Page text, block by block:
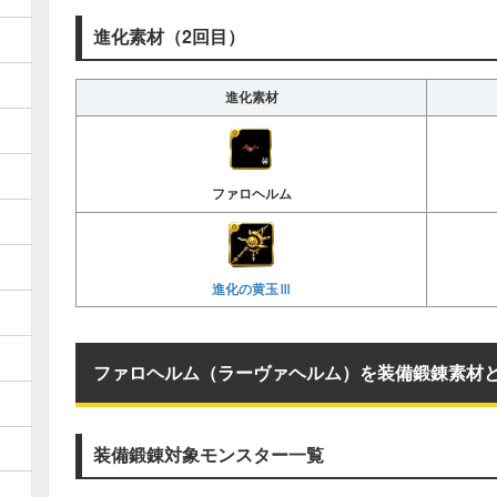
進化素材（2回目）
進化素材
ファロヘルム
進化の黄玉Ⅲ
ファロヘルム（ラーヴァヘルム）を装備鍛錬素材
装備鍛錬対象モンスター一覧